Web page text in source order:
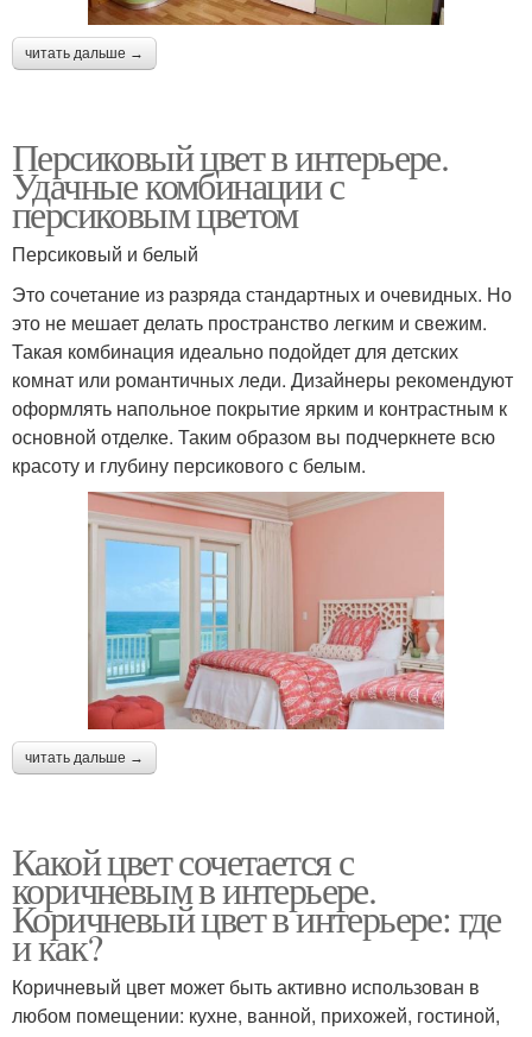
читать дальше →
Персиковый цвет в интерьере.
Удачные комбинации с
персиковым цветом
Персиковый и белый
Это сочетание из разряда стандартных и очевидных. Но
это не мешает делать пространство легким и свежим.
Такая комбинация идеально подойдет для детских
комнат или романтичных леди. Дизайнеры рекомендуют
оформлять напольное покрытие ярким и контрастным к
основной отделке. Таким образом вы подчеркнете всю
красоту и глубину персикового с белым.
читать дальше →
Какой цвет сочетается с
коричневым в интерьере.
Коричневый цвет в интерьере: где
и как?
Коричневый цвет может быть активно использован в
любом помещении: кухне, ванной, прихожей, гостиной,